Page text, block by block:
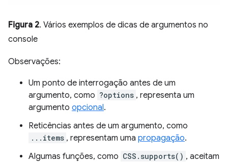
Figura 2. Vários exemplos de dicas de argumentos no
console
Observações:
Um ponto de interrogação antes de um
argumento, como ?options , representa um
argumento opcional.
Reticências antes de um argumento, como
...items , representam uma propagação.
Algumas funções, como CSS.supports() , aceitam